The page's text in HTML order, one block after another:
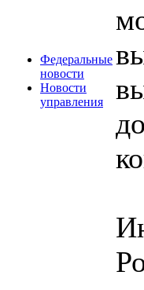
Федеральные
новости
Новости
управления